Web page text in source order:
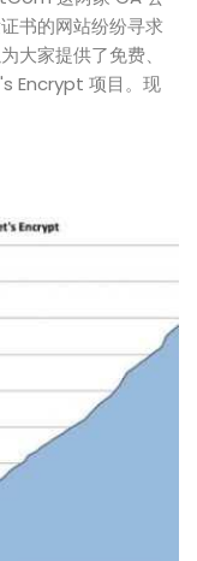
书的网站纷纷寻求
大家提供了免费、
Encrypt 项目。现